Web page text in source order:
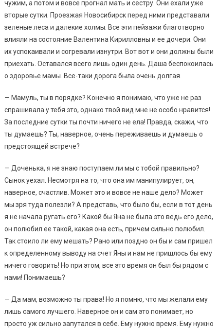
чужим, а потом и вовсе прогнал мать и сестру. Они ехали уже
вторые сутки. Проезжая Новосибирск перед ними представали
зеленые леса и далекие холмы. Все эти пейзажи благотворно
влияли на состояние Валентина Кирилловны и ее дочери. Они
их успокаивали и согревали изнутри. Вот вот и они должны были
приехать. Оставался всего лишь один день. Даша беспокоилась
о здоровье мамы. Все-таки дорога была очень долгая.
— Мамуль, ты в порядке? Конечно я понимаю, что уже не раз
спрашивала у тебя это, однако твой вид мне не особо нравится!
За последние сутки ты почти ничего не ела! Правда, скажи, что
ты думаешь? Ты, наверное, очень переживаешь и думаешь о
предстоящей встрече?
— Доченька, я не знаю поступаем ли мы с тобой правильно?
Сынок уехал. Несмотря на то, что она им манипулирует, он,
наверное, счастлив. Может это и вовсе не наше дело? Может
мы зря туда полезли? А представь, что было бы, если в тот день
я не начала ругать его? Какой бы Яна не была это ведь его дело,
он полюбил ее такой, какая она есть, причем сильно полюбил.
Так стоило ли ему мешать? Рано или поздно он бы и сам пришел
к определенному выводу на счет Яны и нам не пришлось бы ему
ничего говорить! Но при этом, все это время он был бы рядом с
нами! Понимаешь?
— Да мам, возможно ты права! Но я помню, что мы желали ему
лишь самого лучшего. Наверное он и сам это понимает, но
просто уж сильно запутался в себе. Ему нужно время. Ему нужно